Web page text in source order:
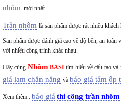
nhôm mới nhất
Trần nhôm là sản phẩm được rất nhiều
Sản phẩm được đánh giá cao về độ bền, an
với nhiều công trình khác nhau.
Hãy cùng NhômBASI tìm hiểu về cấu tạo và
giá lam chắn nắng và báo giá tấm ốp
Xem thêm : báo giá thi công trần nhôm